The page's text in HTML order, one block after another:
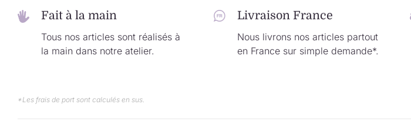
Fait à la main
Tous nos articles sont réalisés à
la main dans notre atelier.
Livraison France
Nous livrons nos articles partout
en France sur simple demande*.
*Les frais de port sont calculés en sus.